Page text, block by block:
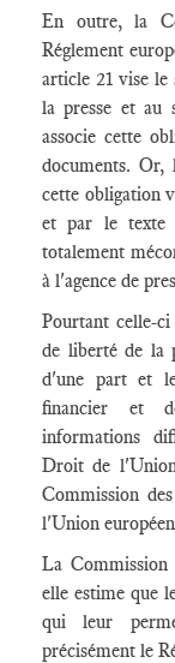
En outre, la
Réglement
article 21 vise
la presse et au
associe cette
documents. Or,
cette obligation
et par le texte
totalement
à l'agence de
Pourtant celle-
de liberté de la
d'une part et
financier et
informations
Droit de
Commission
l'Union
La Commission
elle estime que
qui leur
précisément le